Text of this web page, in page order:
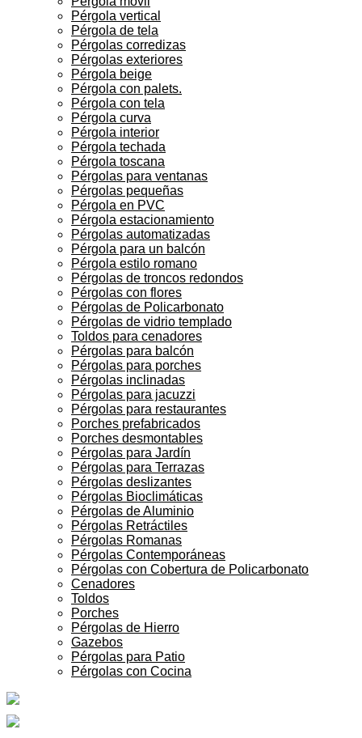
Pérgola vertical
Pérgola de tela
Pérgolas corredizas
Pérgolas exteriores
Pérgola beige
Pérgola con palets.
Pérgola con tela
Pérgola curva
Pérgola interior
Pérgola techada
Pérgola toscana
Pérgolas para ventanas
Pérgolas pequeñas
Pérgola en PVC
Pérgola estacionamiento
Pérgolas automatizadas
Pérgola para un balcón
Pérgola estilo romano
Pérgolas de troncos redondos
Pérgolas con flores
Pérgolas de Policarbonato
Pérgolas de vidrio templado
Toldos para cenadores
Pérgolas para balcón
Pérgolas para porches
Pérgolas inclinadas
Pérgolas para jacuzzi
Pérgolas para restaurantes
Porches prefabricados
Porches desmontables
Pérgolas para Jardín
Pérgolas para Terrazas
Pérgolas deslizantes
Pérgolas Bioclimáticas
Pérgolas de Aluminio
Pérgolas Retráctiles
Pérgolas Romanas
Pérgolas Contemporáneas
Pérgolas con Cobertura de Policarbonato
Cenadores
Toldos
Porches
Pérgolas de Hierro
Gazebos
Pérgolas para Patio
Pérgolas con Cocina